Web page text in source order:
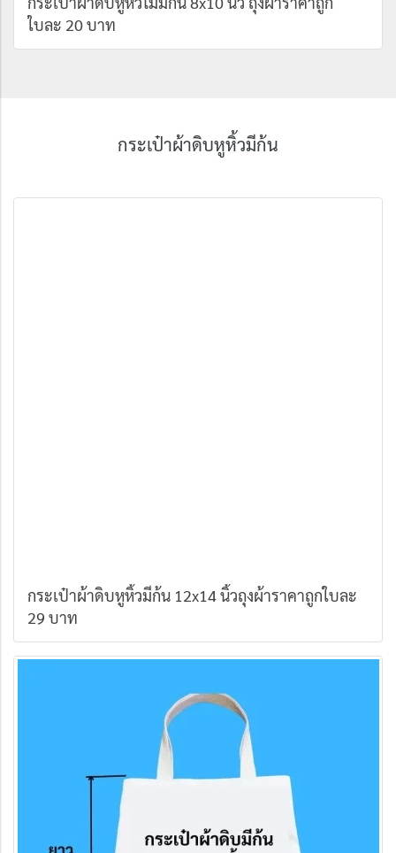
ใบละ 20 บาท
กระเป๋าผ้าดิบหูหิ้วมีก้น
กระเป๋าผ้าดิบหูหิ้วมีก้น 12x14 นิ้วถุงผ้าราคาถูกใบละ
29 บาท